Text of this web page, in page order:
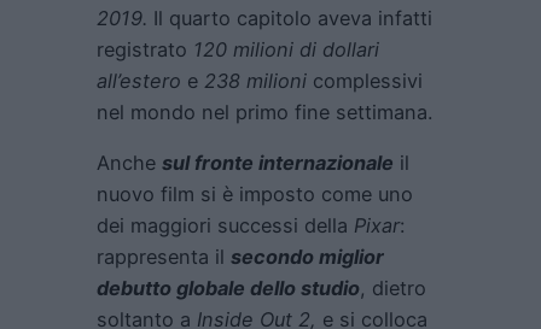
2019. Il quarto capitolo aveva infatti
registrato 120 milioni di dollari
all’estero e 238 milioni complessivi
nel mondo nel primo fine settimana.
Anche sul fronte internazionale il
nuovo film si è imposto come uno
dei maggiori successi della Pixar:
rappresenta il secondo miglior
debutto globale dello studio, dietro
soltanto a Inside Out 2, e si colloca